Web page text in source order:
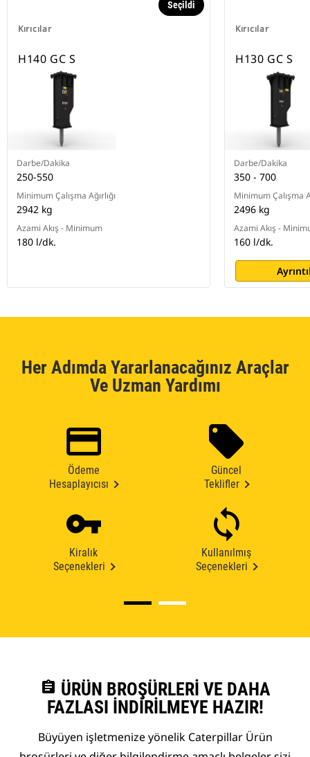
Kırıcılar
Seçildi
H140 GC S
Darbe/Dakika
250-550
Minimum Çalışma Ağırlığı
2942 kg
Azami Akış - Minimum
180 l/dk.
Kırıcılar
H130 GC S
Darbe/Dakika
350 - 700
Minimum Çalışma
2496 kg
Azami Akış -
160 l/dk.
Her Adımda Yararlanacağınız Araçlar
Ve Uzman Yardımı
Ödeme
Hesaplayıcısı
Güncel
Teklifler
Kiralık
Seçenekleri
Kullanılmış
Seçenekleri
assignment ÜRÜN BROŞÜRLERI VE DAHA
FAZLASI İNDIRILMEYE HAZIR!
Büyüyen işletmenize yönelik Caterpillar Ürün